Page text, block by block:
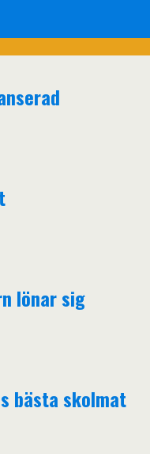
lönar sig
bästa skolmat